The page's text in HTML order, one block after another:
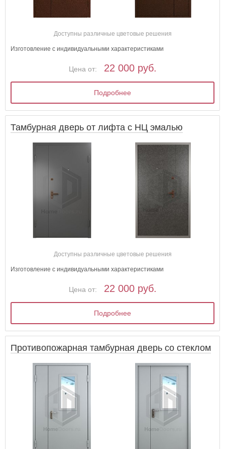
Доступны различные цветовые решения
Изготовление с индивидуальными характеристиками
Цена от: 22 000 руб.
Подробнее
Тамбурная дверь от лифта с НЦ эмалью
Доступны различные цветовые решения
Изготовление с индивидуальными характеристиками
Цена от: 22 000 руб.
Подробнее
Противопожарная тамбурная дверь со стеклом